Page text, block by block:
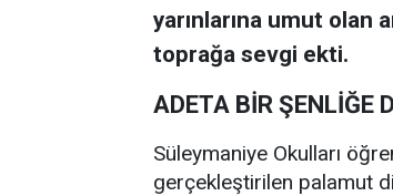
yarınlarına umut olan
toprağa sevgi ekti.
ADETA BİR ŞENLİĞE
Süleymaniye Okulları
gerçekleştirilen palamut